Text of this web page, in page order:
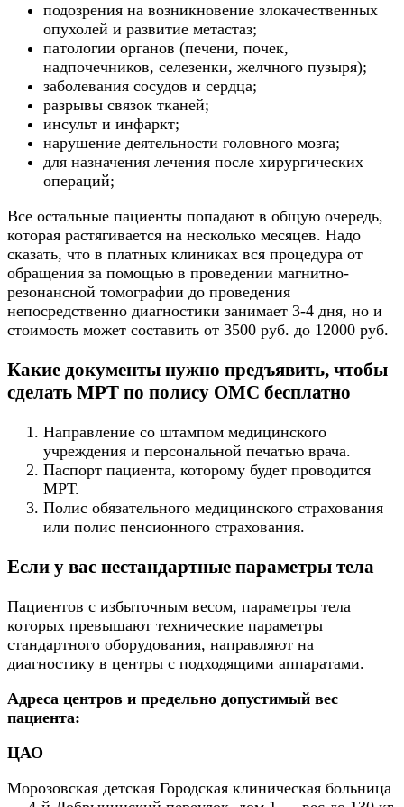
подозрения на возникновение злокачественных
опухолей и развитие метастаз;
патологии органов (печени, почек,
надпочечников, селезенки, желчного пузыря);
заболевания сосудов и сердца;
разрывы связок тканей;
инсульт и инфаркт;
нарушение деятельности головного мозга;
для назначения лечения после хирургических
операций;
Все остальные пациенты попадают в общую очередь,
которая растягивается на несколько месяцев. Надо
сказать, что в платных клиниках вся процедура от
обращения за помощью в проведении магнитно-
резонансной томографии до проведения
непосредственно диагностики занимает 3-4 дня, но и
стоимость может составить от 3500 руб. до 12000 руб.
Какие документы нужно предъявить, чтобы
сделать МРТ по полису ОМС бесплатно
Направление со штампом медицинского
учреждения и персональной печатью врача.
Паспорт пациента, которому будет проводится
МРТ.
Полис обязательного медицинского страхования
или полис пенсионного страхования.
Если у вас нестандартные параметры тела
Пациентов с избыточным весом, параметры тела
которых превышают технические параметры
стандартного оборудования, направляют на
диагностику в центры с подходящими аппаратами.
Адреса центров и предельно допустимый вес
пациента:
ЦАО
Морозовская детская Городская клиническая больница